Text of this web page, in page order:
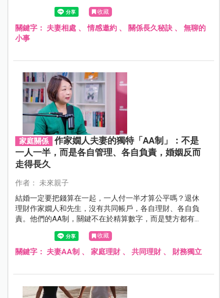
能走一輩子的，其實隱藏在日常中那些「無聊」且微小的
互動裡。這些動作被稱為「情感邀約」，它是連結的邀
請，也是愛情的防線。
收藏
關鍵字： 夫妻相處、情感邀約、 關係長久秘訣、 無聊的
小事
家庭關係
作家嫺人夫妻的獨特「AA制」：不是
一人一半，而是各自管理、各自負責，婚姻反而
走得長久
作者： 未來親子
結婚一定要把錢算在一起，一人付一半才算公平嗎？退休
理財作家嫺人和先生，沒有共同帳戶，各自理財、各自負
責。他們的AA制，關鍵不在於精算數字，而是雙方都有能
力且為自己的生活負責，成為彼此的後盾。
收藏
關鍵字： 夫妻AA制 、 家庭理財、 共同理財、 財務獨立